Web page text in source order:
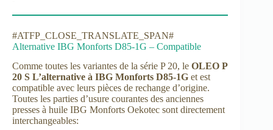
#ATFP_CLOSE_TRANSLATE_SPAN#
Alternative IBG Monforts D85-1G – Compatible
Comme toutes les variantes de la série P 20, le OLEO P
20 S L’alternative à IBG Monforts D85-1G et est
compatible avec leurs pièces de rechange d’origine.
Toutes les parties d’usure courantes des anciennes
presses à huile IBG Monforts Oekotec sont directement
interchangeables: